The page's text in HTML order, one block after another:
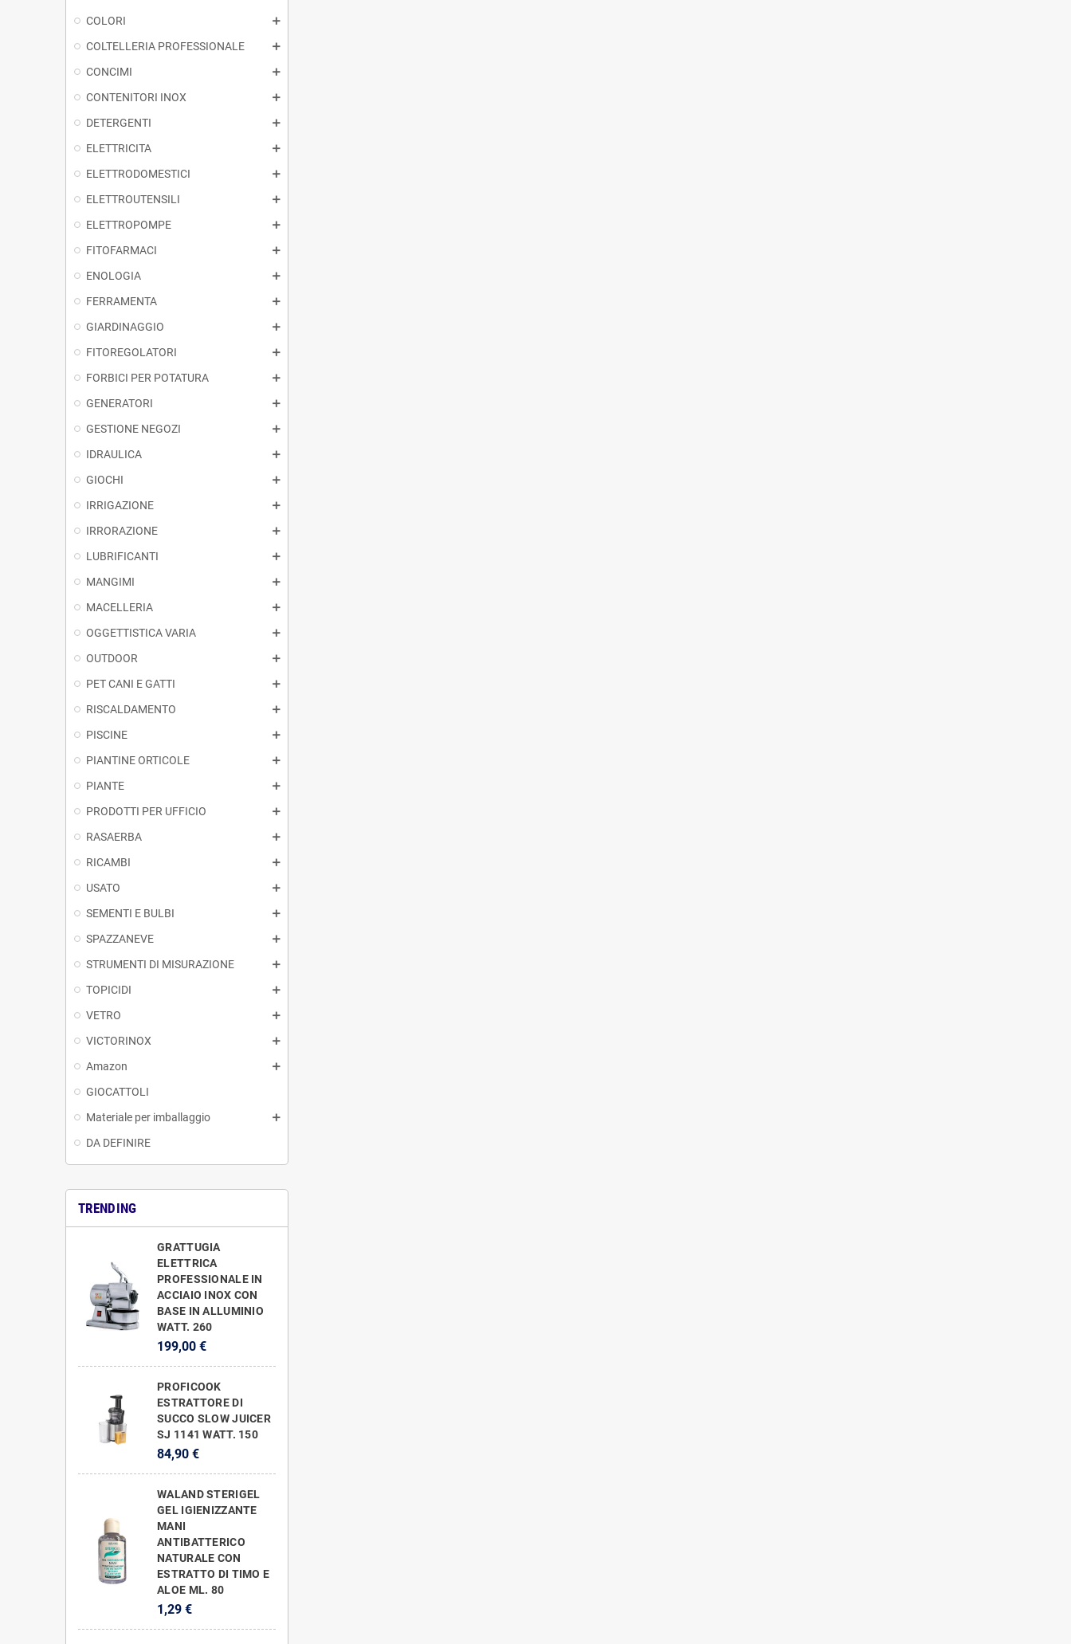
COLORI
COLTELLERIA PROFESSIONALE
CONCIMI
CONTENITORI INOX
DETERGENTI
ELETTRICITA
ELETTRODOMESTICI
ELETTROUTENSILI
ELETTROPOMPE
FITOFARMACI
ENOLOGIA
FERRAMENTA
GIARDINAGGIO
FITOREGOLATORI
FORBICI PER POTATURA
GENERATORI
GESTIONE NEGOZI
IDRAULICA
GIOCHI
IRRIGAZIONE
IRRORAZIONE
LUBRIFICANTI
MANGIMI
MACELLERIA
OGGETTISTICA VARIA
OUTDOOR
PET CANI E GATTI
RISCALDAMENTO
PISCINE
PIANTINE ORTICOLE
PIANTE
PRODOTTI PER UFFICIO
RASAERBA
RICAMBI
USATO
SEMENTI E BULBI
SPAZZANEVE
STRUMENTI DI MISURAZIONE
TOPICIDI
VETRO
VICTORINOX
Amazon
GIOCATTOLI
Materiale per imballaggio
DA DEFINIRE
TRENDING
GRATTUGIA
ELETTRICA
PROFESSIONALE IN
ACCIAIO INOX CON
BASE IN ALLUMINIO
WATT. 260
199,00 €
PROFICOOK
ESTRATTORE DI
SUCCO SLOW JUICER
SJ 1141 WATT. 150
84,90 €
WALAND STERIGEL
GEL IGIENIZZANTE
MANI
ANTIBATTERICO
NATURALE CON
ESTRATTO DI TIMO E
ALOE ML. 80
1,29 €